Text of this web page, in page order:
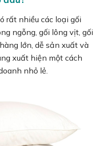
rất nhiều các loại gối
ngỗng, gối lông vịt, gối
lớn, dễ sản xuất và
xuất hiện một cách
nhỏ lẻ.